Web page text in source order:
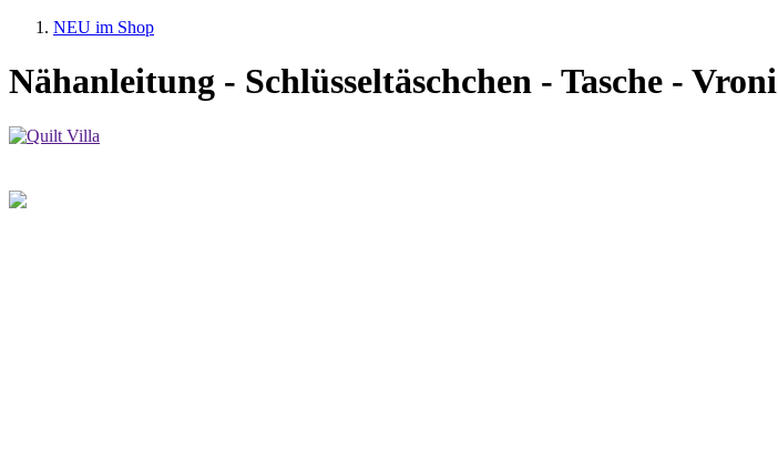
NEU im Shop
Nähanleitung - Schlüsseltäschchen - Tasche - Vroni